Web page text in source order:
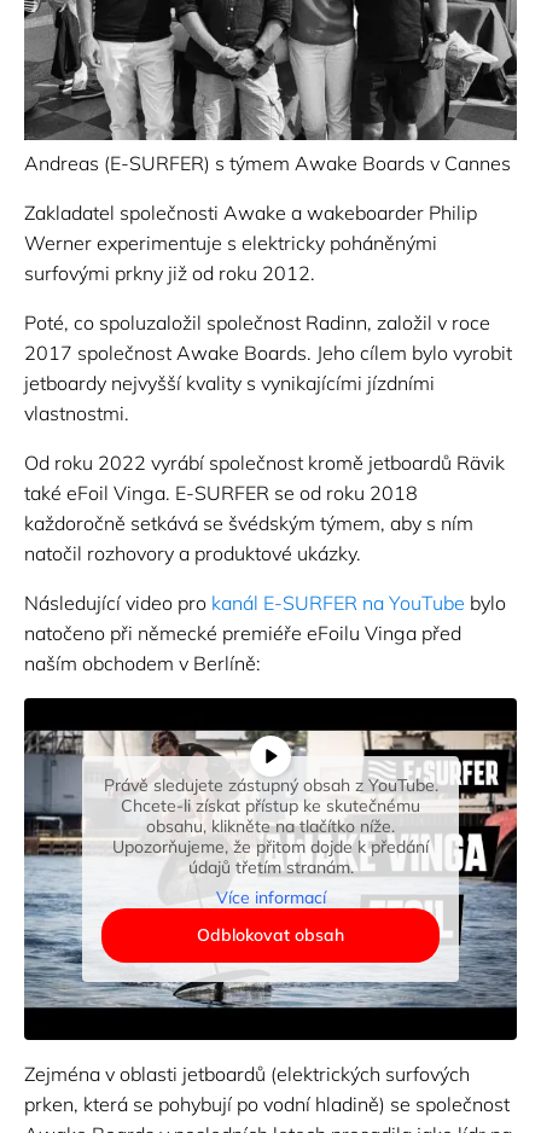
Andreas (E-SURFER) s týmem Awake Boards v Cannes
Zakladatel společnosti Awake a wakeboarder Philip
Werner experimentuje s elektricky poháněnými
surfovými prkny již od roku 2012.
Poté, co spoluzaložil společnost Radinn, založil v roce
2017 společnost Awake Boards. Jeho cílem bylo vyrobit
jetboardy nejvyšší kvality s vynikajícími jízdními
vlastnostmi.
Od roku 2022 vyrábí společnost kromě jetboardů Rävik
také eFoil Vinga. E-SURFER se od roku 2018
každoročně setkává se švédským týmem, aby s ním
natočil rozhovory a produktové ukázky.
Následující video pro kanál E-SURFER na YouTube bylo
natočeno při německé premiéře eFoilu Vinga před
naším obchodem v Berlíně:
Právě sledujete zástupný obsah z YouTube.
Chcete-li získat přístup ke skutečnému
obsahu, klikněte na tlačítko níže.
Upozorňujeme, že přitom dojde k předání
údajů třetím stranám.
Více informací
Odblokovat obsah
Zejména v oblasti jetboardů (elektrických surfových
prken, která se pohybují po vodní hladině) se společnost